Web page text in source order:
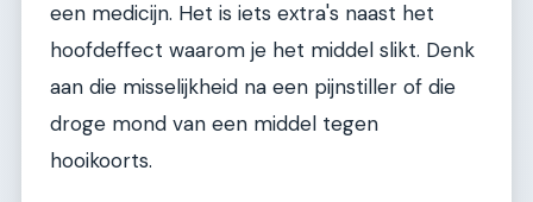
een medicijn. Het is iets extra's naast het
hoofdeffect waarom je het middel slikt. Denk
aan die misselijkheid na een pijnstiller of die
droge mond van een middel tegen
hooikoorts.